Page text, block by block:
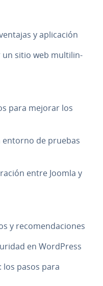
y apli­ca­ción
un sitio web mu­l­ti­li­n­
para mejorar los
de pruebas
entre Joomla y
y re­co­me­n­da­cio­nes
en WordPress
los pasos para